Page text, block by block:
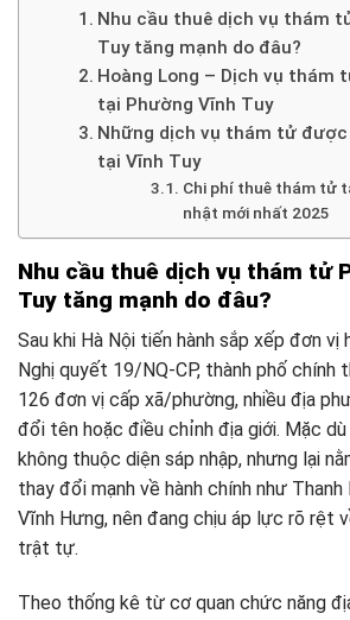
Nhu cầu thuê dịch vụ thám
Tuy tăng mạnh do đâu?
Hoàng Long – Dịch vụ thám
tại Phường Vĩnh Tuy
Những dịch vụ thám tử
tại Vĩnh Tuy
Chi phí thuê thám tử
nhật mới nhất 2025
Nhu cầu thuê dịch vụ thám tử
Tuy tăng mạnh do đâu?
Sau khi Hà Nội tiến hành sắp xếp đơn vị
Nghị quyết 19/NQ-CP, thành phố chính
126 đơn vị cấp xã/phường, nhiều địa
đổi tên hoặc điều chỉnh địa giới. Mặc
không thuộc diện sáp nhập, nhưng lại
thay đổi mạnh về hành chính như Thanh
Vĩnh Hưng, nên đang chịu áp lực rõ rệt
trật tự.
Theo thống kê từ cơ quan chức năng